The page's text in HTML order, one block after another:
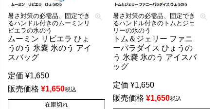
暑さ対策の必需品、固定でき
るハンドル付きのムーミンリ
ビエラの氷のう
ムーミン リビエラ ひょ
うのう 氷嚢 氷のう アイ
スバッグ
定価 ¥1,650
販売価格 ¥1,650税込
在庫切れ
暑さ対策の必需品、固定でき
るハンドル付きのトムとジェ
リーの氷のう
トム＆ジェリー ファニ
ーパラダイス ひょうの
う 氷嚢 氷のう アイスバ
ッグ
定価 ¥1,650
販売価格 ¥1,650税込